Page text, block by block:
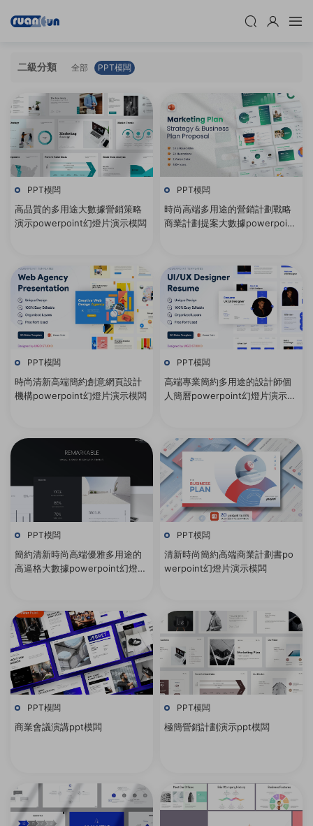
二級分類 全部 PPT模闆
PPT模闆
高品質的多用途大數據營銷策略
演示powerpoint幻燈片演示模闆
PPT模闆
時尚高端多用途的營銷計劃戰略
商業計劃提案大數據powerpoint
PPT模闆
時尚清新高端簡約創意網頁設計
機構powerpoint幻燈片演示模闆
PPT模闆
高端專業簡約多用途的設計師個
人簡曆powerpoint幻燈片演示模
PPT模闆
簡約清新時尚高端優雅多用途的
高逼格大數據powerpoint幻燈片
PPT模闆
清新時尚簡約高端商業計劃書po
werpoint幻燈片演示模闆
PPT模闆
商業會議演講ppt模闆
PPT模闆
極簡營銷計劃演示ppt模闆